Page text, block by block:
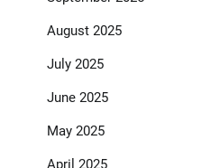
August 2025
July 2025
June 2025
May 2025
April 2025